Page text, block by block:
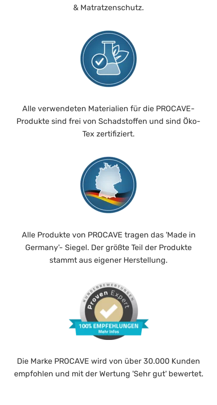
& Matratzenschutz.
Alle verwendeten Materialien für die PROCAVE-
Produkte sind frei von Schadstoffen und sind Öko-
Tex zertifiziert.
Alle Produkte von PROCAVE tragen das 'Made in
Germany'- Siegel. Der größte Teil der Produkte
stammt aus eigener Herstellung.
Die Marke PROCAVE wird von über 30.000 Kunden
empfohlen und mit der Wertung 'Sehr gut' bewertet.